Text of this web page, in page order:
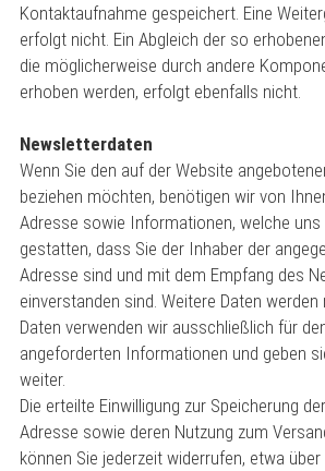
Kontaktaufnahme gespeichert. Eine
erfolgt nicht. Ein Abgleich der so
die möglicherweise durch andere
erhoben werden, erfolgt ebenfalls nicht.
Newsletterdaten
Wenn Sie den auf der Website
beziehen möchten, benötigen wir von
Adresse sowie Informationen, welche uns
gestatten, dass Sie der Inhaber der
Adresse sind und mit dem Empfang des
einverstanden sind. Weitere Daten
Daten verwenden wir ausschließlich für
angeforderten Informationen und geben
weiter.
Die erteilte Einwilligung zur Speicherung
Adresse sowie deren Nutzung zum
können Sie jederzeit widerrufen, etwa über